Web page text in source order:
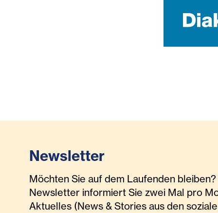
Newsletter
Möchten Sie auf dem Laufenden
Newsletter informiert Sie zwei Mal pro
Aktuelles (News & Stories aus den